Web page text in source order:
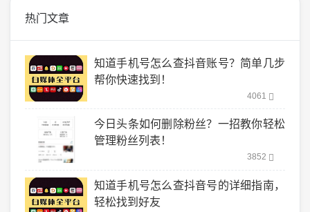
热门文章
知道手机号怎么查抖音账号？简单几步
帮你快速找到！
4061
今日头条如何删除粉丝？一招教你轻松
管理粉丝列表！
3852
知道手机号怎么查抖音号的详细指南，
轻松找到好友